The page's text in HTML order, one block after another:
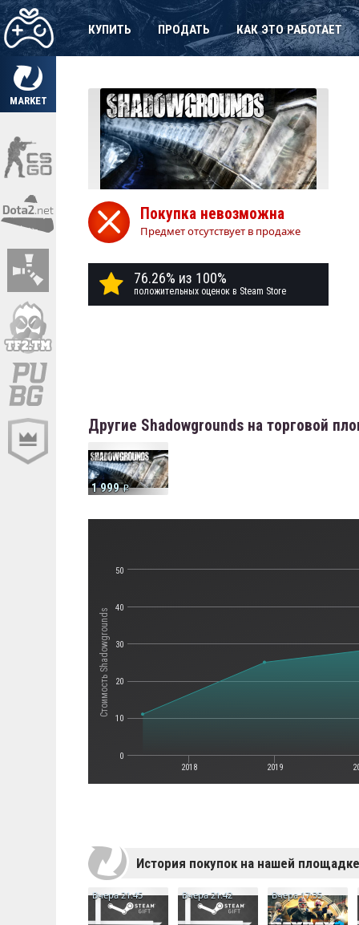
MARKET
КУПИТЬ ПРОДАТЬ КАК ЭТО РАБОТАЕТ
Покупка невозможна
Предмет отсутствует в продаже
76.26% из 100%
положительных оценок в Steam Store
Другие Shadowgrounds на торговой
1 999
Стоимость Shadowgrounds
2018 2019
0
10
20
30
40
50
История покупок на нашей площадке
Вчера 21:45 Вчера 21:42 Вчера 17:35